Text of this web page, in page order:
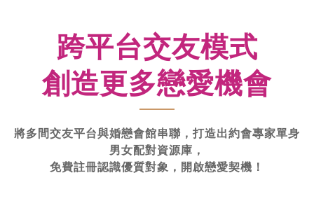
跨平台交友模式
創造更多戀愛機會
將多間交友平台與婚戀會館串聯，打造出約會專家單身
男女配對資源庫，
免費註冊認識優質對象，開啟戀愛契機！